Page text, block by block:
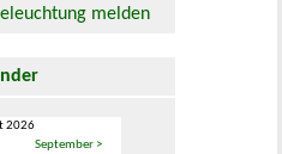
melden
2026
September >